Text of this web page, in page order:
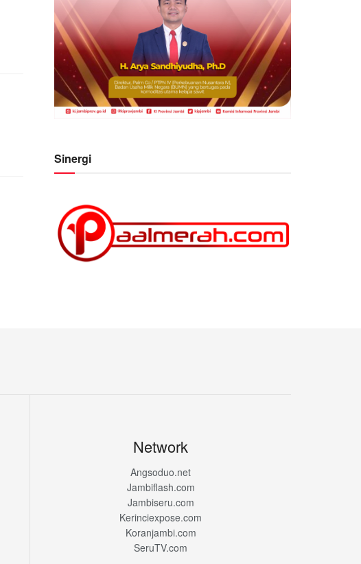
Sinergi
Network
Angsoduo.net
Jambiflash.com
Jambiseru.com
Kerinciexpose.com
Koranjambi.com
SeruTV.com